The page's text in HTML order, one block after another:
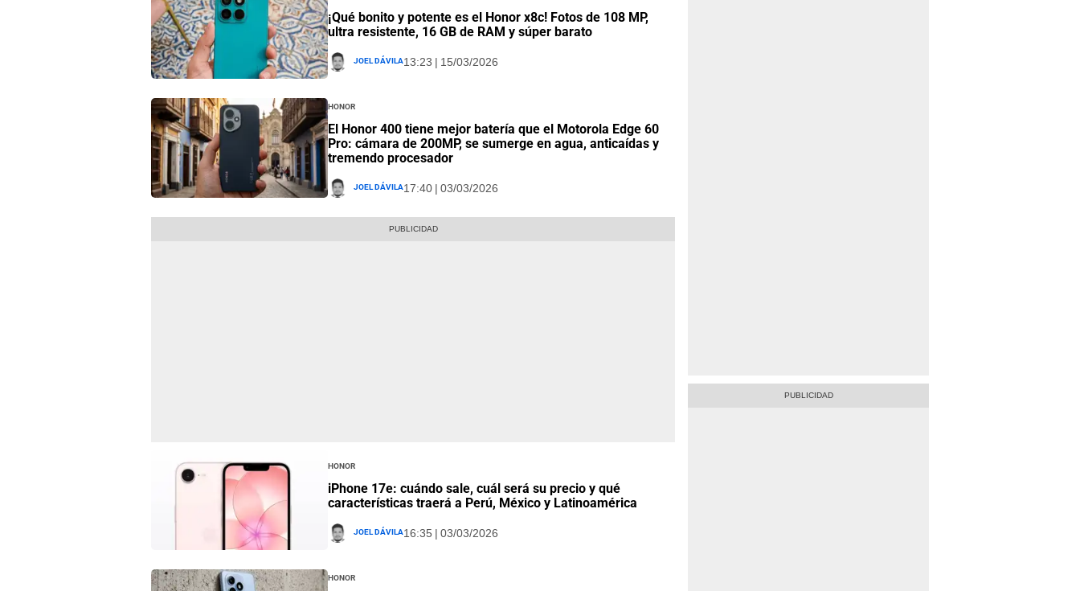
¡Qué bonito y potente es el Honor x8c! Fotos de 108 MP,
ultra resistente, 16 GB de RAM y súper barato
Joel Dávila13:23 | 15/03/2026
Honor
El Honor 400 tiene mejor batería que el Motorola Edge 60
Pro: cámara de 200MP, se sumerge en agua, anticaídas y
tremendo procesador
Joel Dávila17:40 | 03/03/2026
Honor
iPhone 17e: cuándo sale, cuál será su precio y qué
características traerá a Perú, México y Latinoamérica
Joel Dávila16:35 | 03/03/2026
Honor